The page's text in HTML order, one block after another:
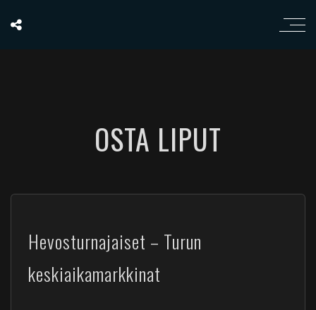
OSTA LIPUT
Hevosturnajaiset – Turun
keskiaikamarkkinat